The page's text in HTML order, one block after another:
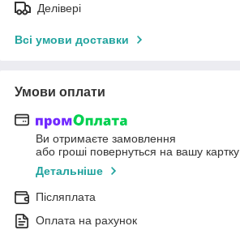
Делівері
Всі умови доставки
Умови оплати
Ви отримаєте замовлення
або гроші повернуться на вашу картку
Детальніше
Післяплата
Оплата на рахунок